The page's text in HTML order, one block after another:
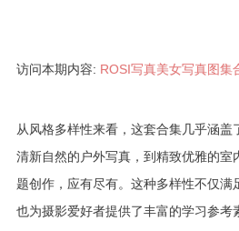
访问本期内容: ROSI写真美女写真图
从风格多样性来看，这套合集几乎涵盖
清新自然的户外写真，到精致优雅的室
题创作，应有尽有。这种多样性不仅满
也为摄影爱好者提供了丰富的学习参考